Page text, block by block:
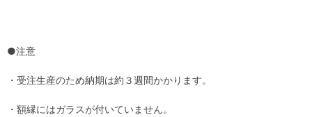
●注意
・受注生産のため納期は約３週間かかります。
・額縁にはガラスが付いていません。